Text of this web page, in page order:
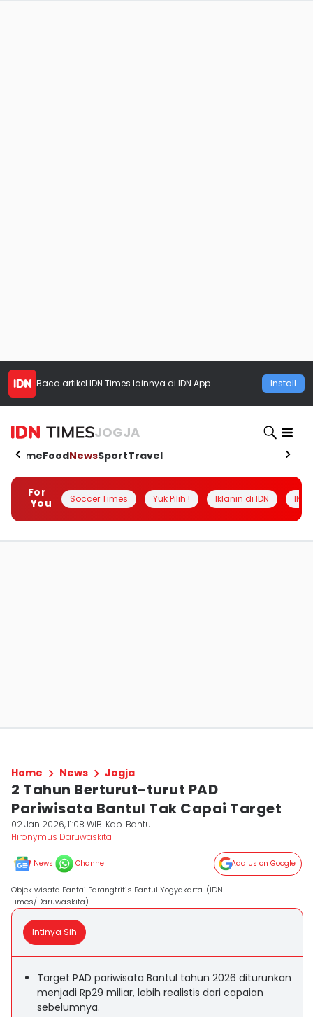
Baca artikel IDN Times lainnya di IDN App Install
JOGJA
HomeFoodNewsSportTravel
For
You
Soccer Times Yuk Pilih ! Iklanin di IDN
Home News Jogja
2 Tahun Berturut-turut PAD
Pariwisata Bantul Tak Capai Target
02 Jan 2026, 11:08 WIB Kab. Bantul
Hironymus Daruwaskita
News Channel Add Us on Google
Objek wisata Pantai Parangtritis Bantul Yogyakarta. (IDN
Times/Daruwaskita)
Intinya Sih
Target PAD pariwisata Bantul tahun 2026 diturunkan
menjadi Rp29 miliar, lebih realistis dari capaian
sebelumnya.